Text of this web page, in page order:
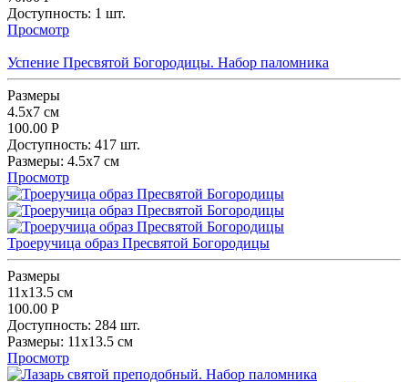
Доступность: 1 шт.
Просмотр
Успение Пресвятой Богородицы. Набор паломника
Размеpы
4.5x7 см
100.00 Р
Доступность: 417 шт.
Размеpы: 4.5x7 см
Просмотр
Троеручица образ Пресвятой Богородицы
Размеpы
11x13.5 см
100.00 Р
Доступность: 284 шт.
Размеpы: 11x13.5 см
Просмотр